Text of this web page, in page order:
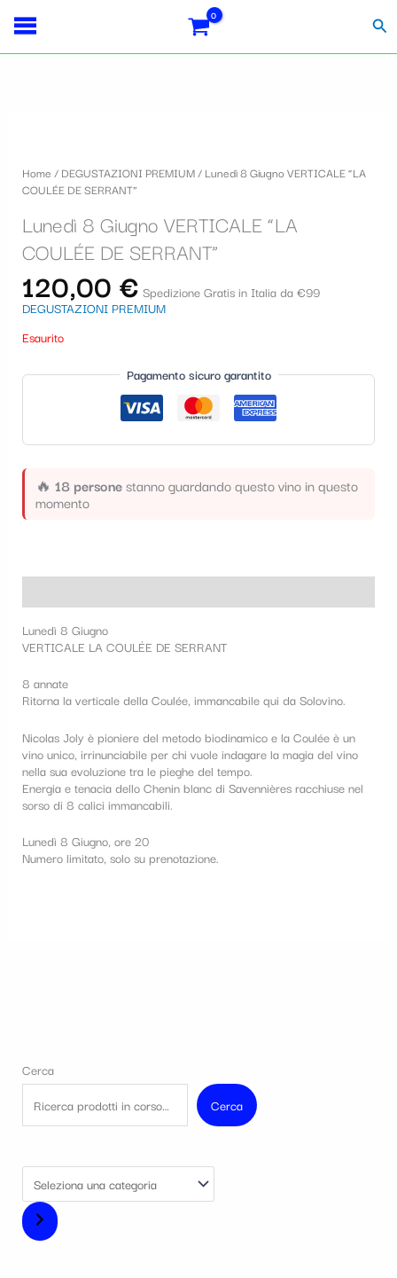
contenuto
Home / DEGUSTAZIONI PREMIUM/ Lunedì 8 Giugno VERTICALE “LA
COULÉE DE SERRANT”
Lunedì 8 Giugno VERTICALE “LA
COULÉE DE SERRANT”
120,00 € Spedizione Gratis in Italia da €99
DEGUSTAZIONI PREMIUM
Esaurito
Pagamento sicuro garantito
🔥 18 personestanno guardando questo vino in questo
momento
Lunedì 8 Giugno
VERTICALE LA COULÉE DE SERRANT
8 annate
Ritorna la verticale della Coulée, immancabile qui da Solovino.
Nicolas Joly è pioniere del metodo biodinamico e la Coulée è un
vino unico, irrinunciabile per chi vuole indagare la magia del vino
nella sua evoluzione tra le pieghe del tempo.
Energia e tenacia dello Chenin blanc di Savennières racchiuse nel
sorso di 8 calici immancabili.
Lunedì 8 Giugno, ore 20
Numero limitato, solo su prenotazione.
Cerca
Cerca
S
o
n
a
e
g
r
a